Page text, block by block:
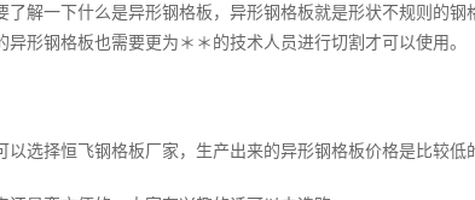
解一下什么是异形钢格板，异形钢格板就是形状不规则的
形钢格板也需要更为＊＊的技术人员进行切割才可以使用。
择恒飞钢格板厂家，生产出来的异形钢格板价格是比较低